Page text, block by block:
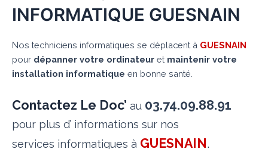
INFORMATIQUE GUESNAIN
Nos techniciens informatiques se déplacent à GUESNAIN
pour dépanner votre ordinateur et maintenir votre
installation informatique en bonne santé.
Contactez Le Doc’ au 03.74.09.88.91
pour plus d’ informations sur nos
services informatiques à GUESNAIN.